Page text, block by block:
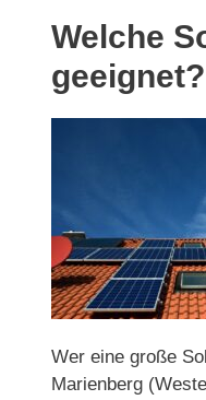
Welche
geeignet?
Wer eine große
Marienberg